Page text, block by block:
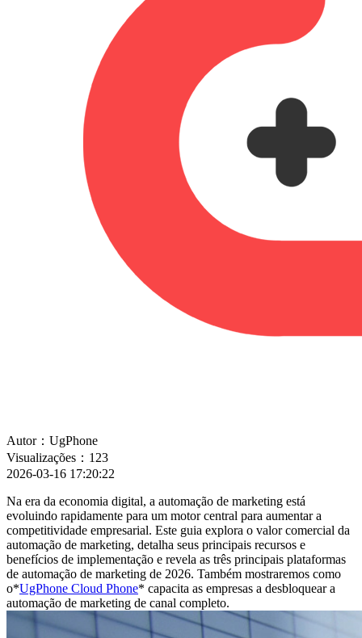
Autor：UgPhone
Visualizações：123
2026-03-16 17:20:22
Na era da economia digital, a automação de marketing está
evoluindo rapidamente para um motor central para aumentar a
competitividade empresarial. Este guia explora o valor comercial da
automação de marketing, detalha seus principais recursos e
benefícios de implementação e revela as três principais plataformas
de automação de marketing de 2026. Também mostraremos como
o*UgPhone Cloud Phone* capacita as empresas a desbloquear a
automação de marketing de canal completo.